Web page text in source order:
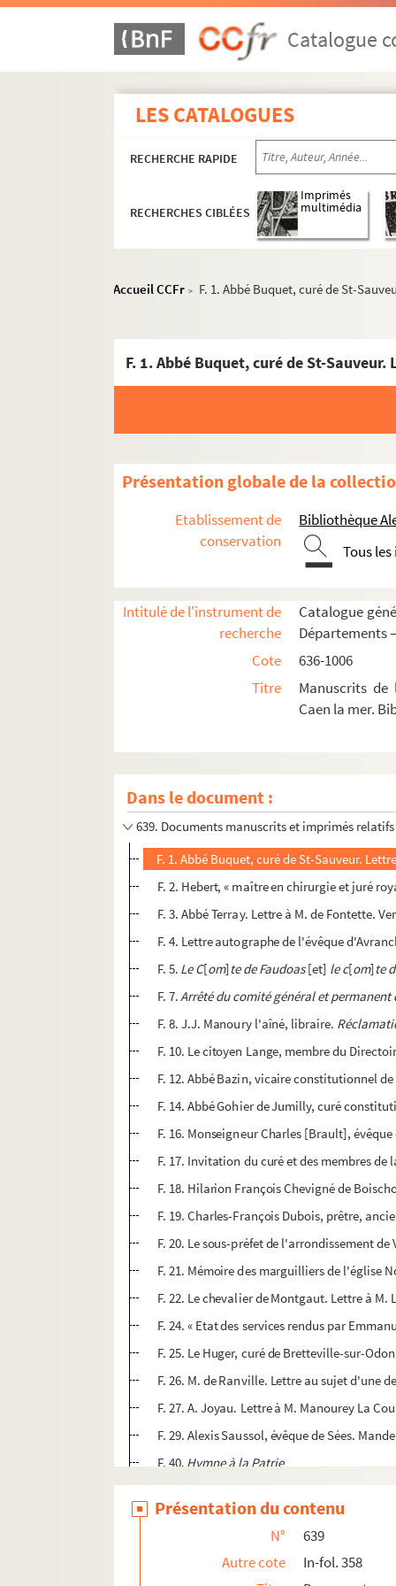
Catalogue
LES CATALOGUES
RECHERCHE RAPIDE
RECHERCHES CIBLÉES
Imprimés
multimédia
Accueil CCFr > F. 1. Abbé Buquet, curé de St-
Présentation globale de la
Etablissement de
conservation
Bibliothèque
Tous
Intitulé de l'instrument de
recherche
Catalogue
Départements
Cote
636-1006
Titre
Manuscrits
Caen la mer.
Dans le document :
637. Pièces manuscrites et imprimées
638. Pièces manuscrites et imprimées
639. Documents manuscrits et imprimés relatifs
F. 1. Abbé Buquet, curé de St-Sauveur.
F. 2. Hebert, « maître en chirurgie et juré
F. 3. Abbé Terray. Lettre à M. de Fontette.
F. 4. Lettre autographe de l'évêque
F. 5. Le C[om]te de Faudoas[et] le c[om]te
F. 7.Arrêté du comité général et permanent
F. 8. J.J. Manoury l'aîné, libraire.
F. 10. Le citoyen Lange, membre du
F. 12. Abbé Bazin, vicaire constitutionnel
F. 14. Abbé Gohier de Jumilly, curé
F. 16. Monseigneur Charles [Brault],
F. 17. Invitation du curé et des membres
F. 18. Hilarion François Chevigné de
F. 19. Charles-François Dubois, prêtre,
F. 20. Le sous-préfet de l'arrondissement
F. 21. Mémoire des marguilliers de l'église
F. 22. Le chevalier de Montgaut. Lettre à M.
F. 24. « Etat des services rendus par
F. 25. Le Huger, curé de Bretteville-sur-
F. 26. M. de Ranville. Lettre au sujet d'une
F. 27. A. Joyau. Lettre à M. Manourey La
F. 29. Alexis Saussol, évêque de Sées.
F. 40. Hymne à la Patrie
F. 42.Ode française
F. 45.Le royalisme dévoilé. Dialogue entre
Présentation du contenu
N°
639
Autre cote
In-fol. 358